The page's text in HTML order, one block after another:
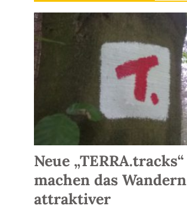
Neue „TERRA.tracks“
machen das Wandern
attraktiver